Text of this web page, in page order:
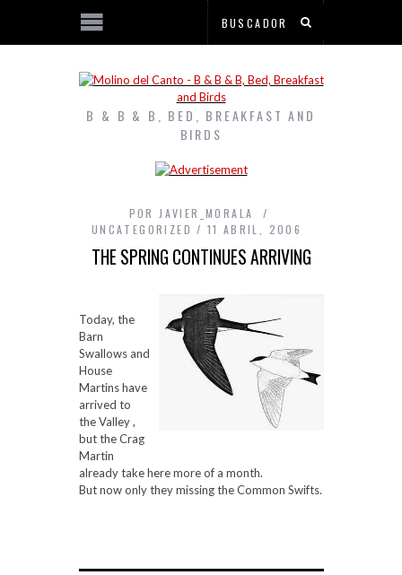
B & B & B, BED, BREAKFAST AND
BIRDS
POR JAVIER_MORALA
UNCATEGORIZED
11 ABRIL, 2006
THE SPRING CONTINUES ARRIVING
Today, the
Barn
Swallows and
House
Martins have
arrived to
the Valley ,
but the Crag
Martin
already take here more of a month.
But now only they missing the Common Swifts.